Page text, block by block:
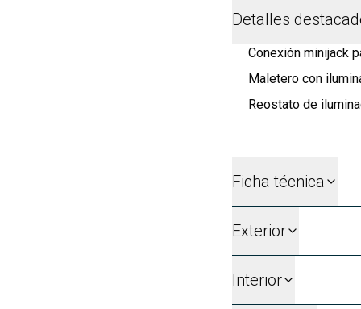
Detalles
Conexión minijack
Maletero con
Reostato de
Ficha técnica
Exterior
Interior